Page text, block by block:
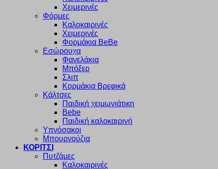
Χειμερινές
Φόρμες
Καλοκαιρινές
Χειμερινές
Φορμάκια BeBe
Εσώρουχα
Φανελάκια
Μπόξερ
Σλιπ
Κορμάκια Βρεφικά
Κάλτσες
Παιδική χειμωνιάτικη
Bebe
Παιδική καλοκαιρινή
Υπνόσακοι
Μπουρνούζια
ΚΟΡΙΤΣΙ
Πυτζάμες
Καλοκαιρινές